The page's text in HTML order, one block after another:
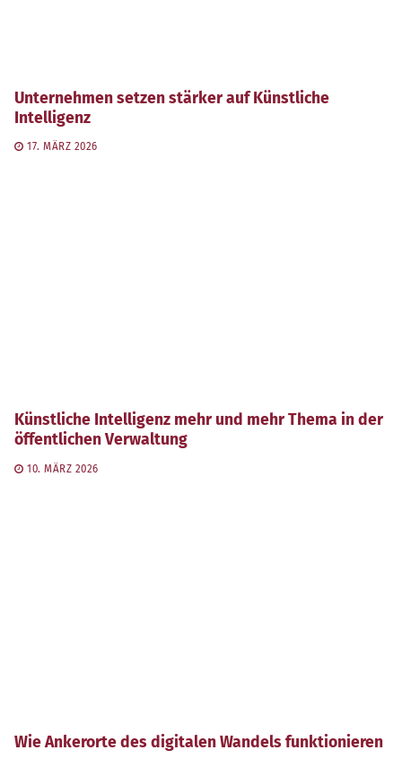
Unternehmen setzen stärker auf Künstliche
Intelligenz
17. MÄRZ 2026
Künstliche Intelligenz mehr und mehr Thema in der
öffentlichen Verwaltung
10. MÄRZ 2026
Wie Ankerorte des digitalen Wandels funktionieren